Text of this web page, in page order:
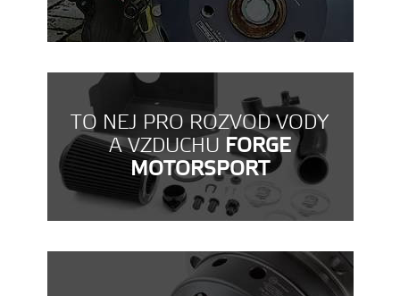
TO NEJ PRO ROZVOD VODY
A VZDUCHU FORGE
MOTORSPORT